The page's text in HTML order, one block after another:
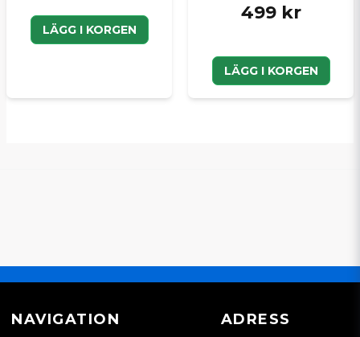
LÄGG I KORGEN
499 kr
LÄGG I KORGEN
NAVIGATION ADRESS